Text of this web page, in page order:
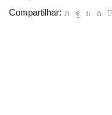
Compartilhar: